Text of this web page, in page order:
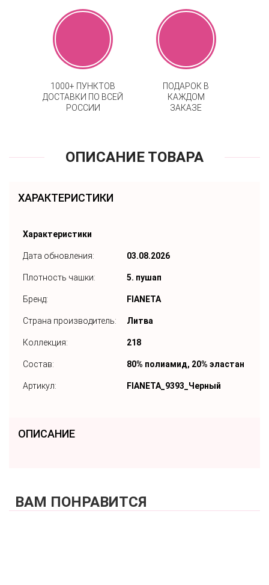
1000+ ПУНКТОВ
ДОСТАВКИ ПО ВСЕЙ
РОССИИ
ПОДАРОК В
КАЖДОМ
ЗАКАЗЕ
ОПИСАНИЕ ТОВАРА
ХАРАКТЕРИСТИКИ
Характеристики
Дата обновления: 03.08.2026
Плотность чашки: 5. пушап
Бренд: FIANETA
Страна производитель: Литва
Коллекция: 218
Состав: 80% полиамид, 20% эластан
Артикул: FIANETA_9393_Черный
ОПИСАНИЕ
ВАМ ПОНРАВИТСЯ